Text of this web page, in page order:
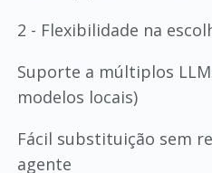
2 - Flexibilidade na
Suporte a múltiplos
modelos locais)
Fácil substituição sem
agente